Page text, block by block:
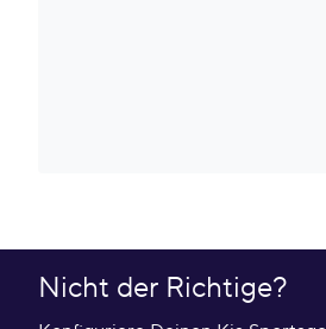
Nicht der Richtige?